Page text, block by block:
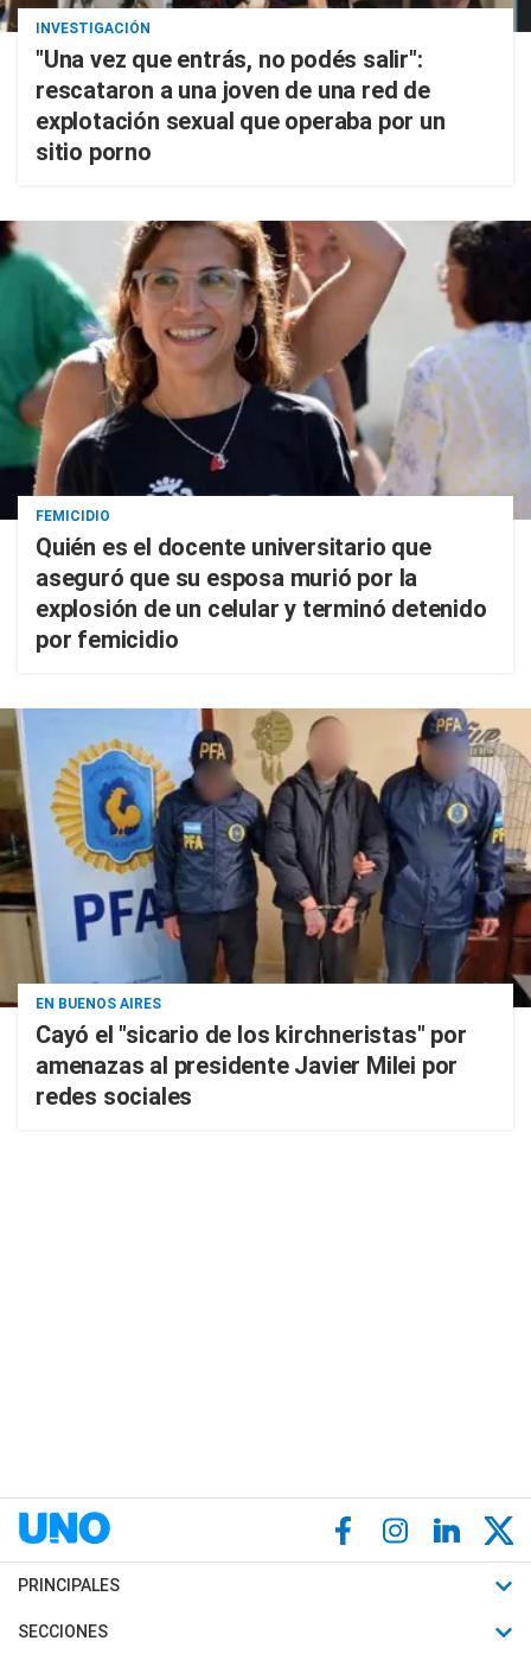
INVESTIGACIÓN
"Una vez que entrás, no podés salir":
rescataron a una joven de una red de
explotación sexual que operaba por un
sitio porno
FEMICIDIO
Quién es el docente universitario que
aseguró que su esposa murió por la
explosión de un celular y terminó detenido
por femicidio
EN BUENOS AIRES
Cayó el "sicario de los kirchneristas" por
amenazas al presidente Javier Milei por
redes sociales
PRINCIPALES
Últimas Noticias
SECCIONES